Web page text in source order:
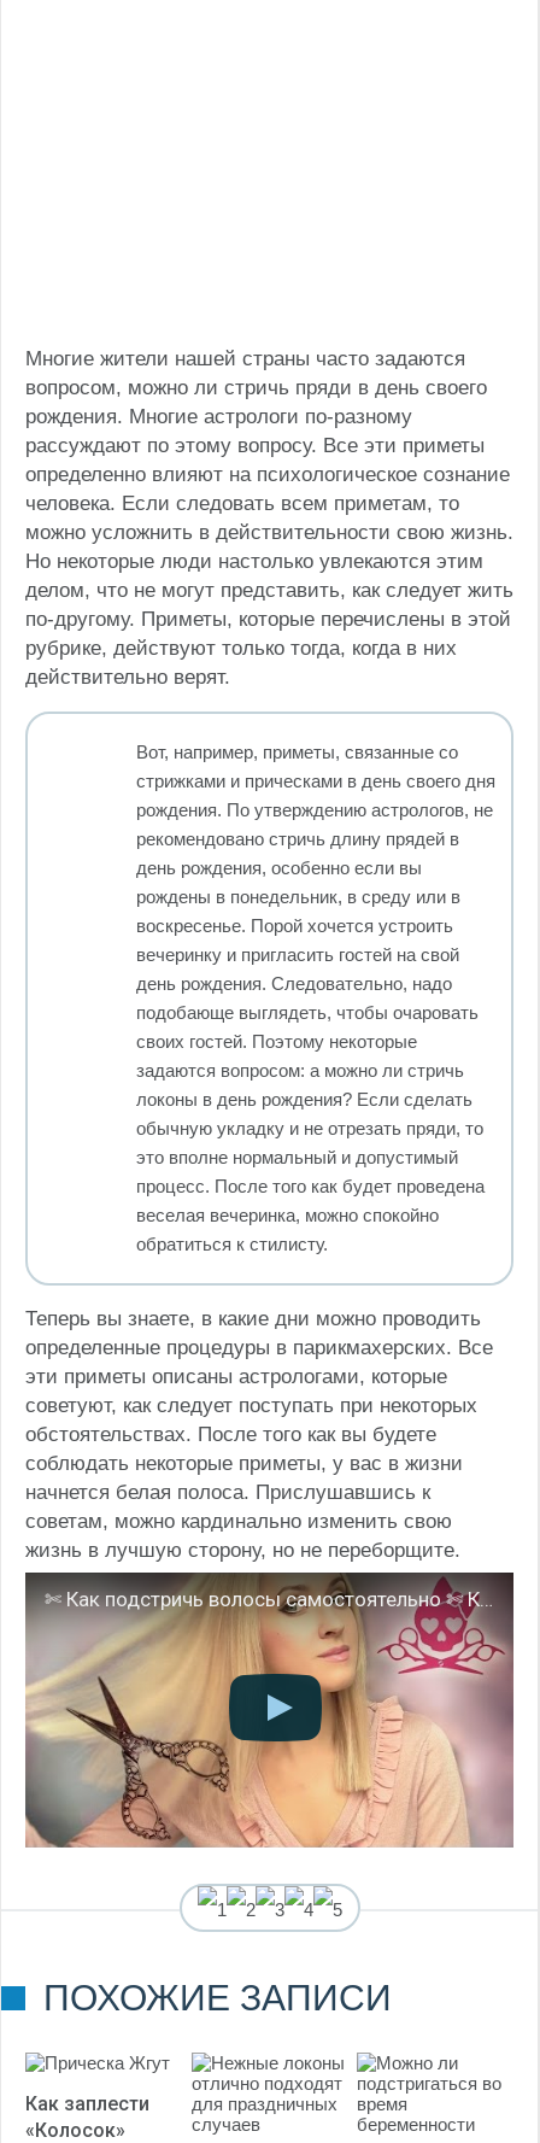
Многие жители нашей страны часто задаются
вопросом, можно ли стричь пряди в день своего
рождения. Многие астрологи по-разному
рассуждают по этому вопросу. Все эти приметы
определенно влияют на психологическое сознание
человека. Если следовать всем приметам, то
можно усложнить в действительности свою жизнь.
Но некоторые люди настолько увлекаются этим
делом, что не могут представить, как следует жить
по-другому. Приметы, которые перечислены в этой
рубрике, действуют только тогда, когда в них
действительно верят.
Вот, например, приметы, связанные со
стрижками и прическами в день своего дня
рождения. По утверждению астрологов, не
рекомендовано стричь длину прядей в
день рождения, особенно если вы
рождены в понедельник, в среду или в
воскресенье. Порой хочется устроить
вечеринку и пригласить гостей на свой
день рождения. Следовательно, надо
подобающе выглядеть, чтобы очаровать
своих гостей. Поэтому некоторые
задаются вопросом: а можно ли стричь
локоны в день рождения? Если сделать
обычную укладку и не отрезать пряди, то
это вполне нормальный и допустимый
процесс. После того как будет проведена
веселая вечеринка, можно спокойно
обратиться к стилисту.
Теперь вы знаете, в какие дни можно проводить
определенные процедуры в парикмахерских. Все
эти приметы описаны астрологами, которые
советуют, как следует поступать при некоторых
обстоятельствах. После того как вы будете
соблюдать некоторые приметы, у вас в жизни
начнется белая полоса. Прислушавшись к
советам, можно кардинально изменить свою
жизнь в лучшую сторону, но не переборщите.
✄ Как подстричь волосы самостоятельно ✄ Как подравнять кончики дома ✄
3,00из 5)
ПОХОЖИЕ ЗАПИСИ
Как заплести
«Колосок»